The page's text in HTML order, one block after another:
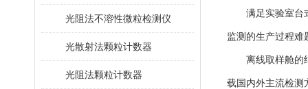
光阻法不溶性微粒检测仪
光散射法颗粒计数器
光阻法颗粒计数器
满足实验室台式
监测的生产过程难
离线取样舱的结
载国内外主流检测